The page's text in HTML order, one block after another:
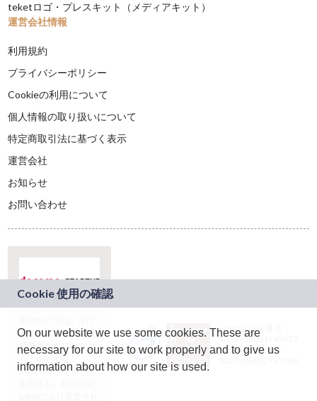
teketロゴ・プレスキット（メディアキット）
運営会社情報
利用規約
プライバシーポリシー
Cookieの利用について
個人情報の取り扱いについて
特定商取引法に基づく表示
運営会社
お知らせ
お問い合わせ
ドコモグループの新
規事業創出プログラ
ム「docomo
STARTUP」を通じて
JASRAC許諾番号：
9024936001Y45037
JASRAC許諾番号：
On our website we use some cookies. These are
necessary for our site to work properly and to give us
information about how our site is used.